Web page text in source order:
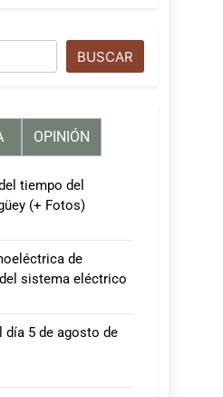
BUSCAR
OPINIÓN
tiempo del
(+ Fotos)
de
sistema eléctrico
día 5 de agosto de